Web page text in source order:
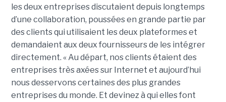
les deux entreprises discutaient depuis longtemps
d’une collaboration, poussées en grande partie par
des clients qui utilisaient les deux plateformes et
demandaient aux deux fournisseurs de les intégrer
directement. « Au départ, nos clients étaient des
entreprises très axées sur Internet et aujourd’hui
nous desservons certaines des plus grandes
entreprises du monde. Et devinez à qui elles font